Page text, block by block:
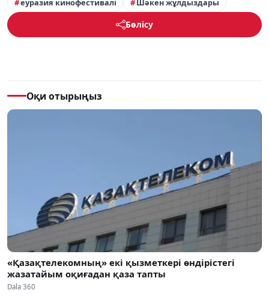
еуразия кинофестивалі Шәкен жұлдыздары
Бөлісу
Оқи отырыңыз
«Қазақтелекомның» екі қызметкері өндірістегі
жазатайым оқиғадан қаза тапты
Dala 360